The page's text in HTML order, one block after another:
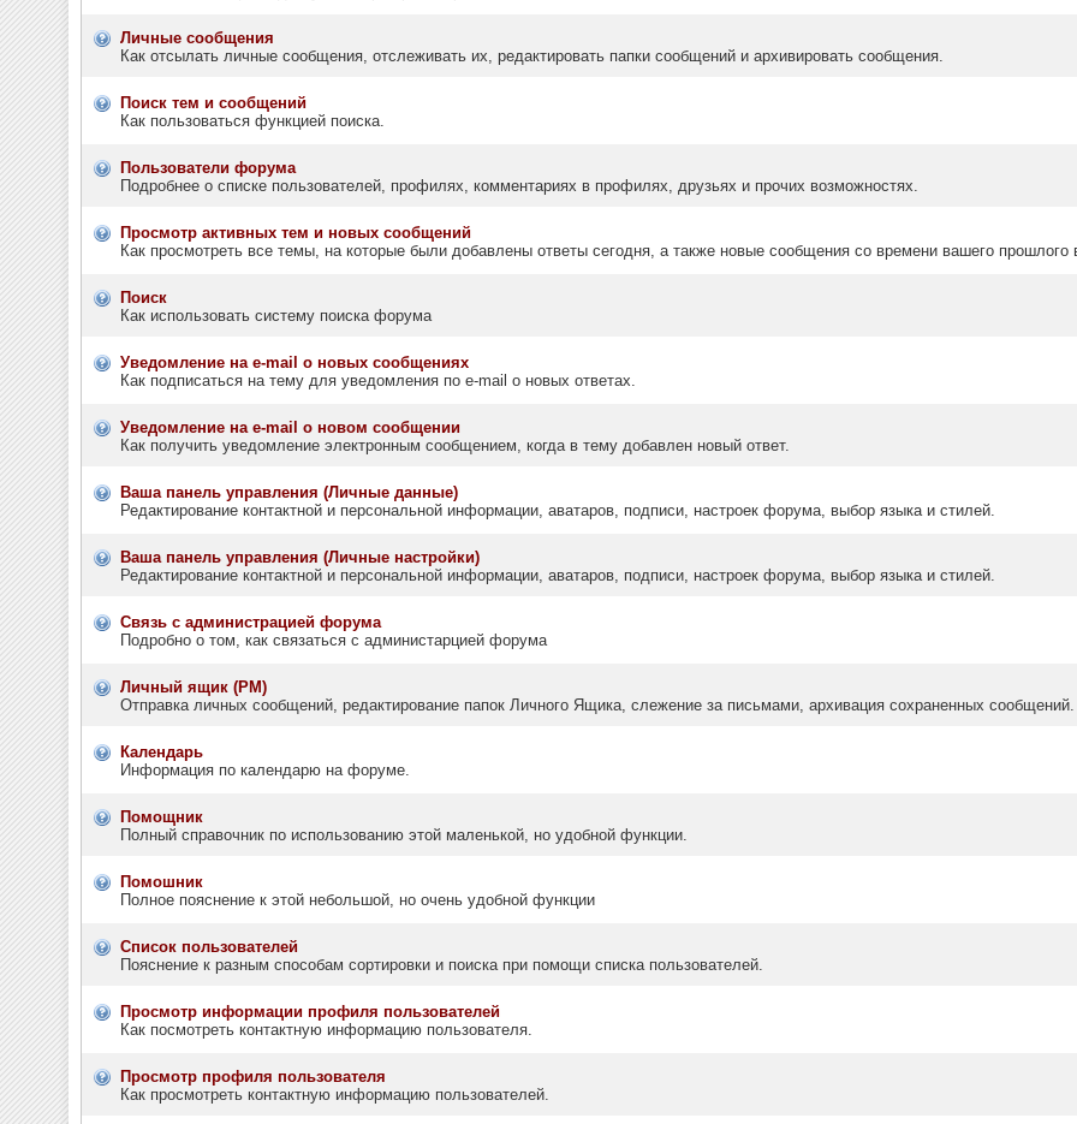
Личные сообщения
Как отсылать личные сообщения, отслеживать их, редактировать папки сообщений и архивировать сообщения.
Поиск тем и сообщений
Как пользоваться функцией поиска.
Пользователи форума
Подробнее о списке пользователей, профилях, комментариях в профилях, друзьях и прочих возможностях.
Просмотр активных тем и новых сообщений
Как просмотреть все темы, на которые были добавлены ответы сегодня, а также новые сообщения со времени вашего прошлого
Поиск
Как использовать систему поиска форума
Уведомление на e-mail о новых сообщениях
Как подписаться на тему для уведомления по e-mail о новых ответах.
Уведомление на е-mail о новом сообщении
Как получить уведомление электронным сообщением, когда в тему добавлен новый ответ.
Ваша панель управления (Личные данные)
Редактирование контактной и персональной информации, аватаров, подписи, настроек форума, выбор языка и стилей.
Ваша панель управления (Личные настройки)
Редактирование контактной и персональной информации, аватаров, подписи, настроек форума, выбор языка и стилей.
Связь с администрацией форума
Подробно о том, как связаться с администарцией форума
Личный ящик (PM)
Отправка личных сообщений, редактирование папок Личного Ящика, слежение за письмами, архивация сохраненных сообщений.
Календарь
Информация по календарю на форуме.
Помощник
Полный справочник по использованию этой маленькой, но удобной функции.
Помошник
Полное пояснение к этой небольшой, но очень удобной функции
Список пользователей
Пояснение к разным способам сортировки и поиска при помощи списка пользователей.
Просмотр информации профиля пользователей
Как посмотреть контактную информацию пользователя.
Просмотр профиля пользователя
Как просмотреть контактную информацию пользователей.